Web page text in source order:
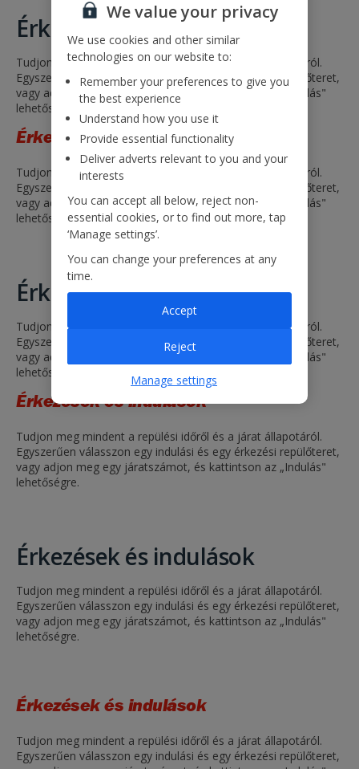
Érkezések és indulások
Tudjon meg mindent a repülési időről és a járat állapotáról.
Egyszerűen válasszon egy indulási és egy érkezési repülőteret,
vagy adjon meg egy járatszámot, és kattintson az „Indulás"
lehetőségre.
Érkezések és indulások
Tudjon meg mindent a repülési időről és a járat állapotáról.
Egyszerűen válasszon egy indulási és egy érkezési repülőteret,
vagy adjon meg egy járatszámot, és kattintson az „Indulás"
lehetőségre.
Érkezések és indulások
Tudjon meg mindent a repülési időről és a járat állapotáról.
Egyszerűen válasszon egy indulási és egy érkezési repülőteret,
vagy adjon meg egy járatszámot, és kattintson az „Indulás"
lehetőségre.
Érkezések és indulások
Tudjon meg mindent a repülési időről és a járat állapotáról.
Egyszerűen válasszon egy indulási és egy érkezési repülőteret,
vagy adjon meg egy járatszámot, és kattintson az „Indulás"
lehetőségre.
Érkezések és indulások
Tudjon meg mindent a repülési időről és a járat állapotáról.
Egyszerűen válasszon egy indulási és egy érkezési repülőteret,
vagy adjon meg egy járatszámot, és kattintson az „Indulás"
lehetőségre.
Érkezések és indulások
Tudjon meg mindent a repülési időről és a járat állapotáról.
Egyszerűen válasszon egy indulási és egy érkezési repülőteret,
We value your privacy
We use cookies and other similar
technologies on our website to:
Remember your preferences to give you
the best experience
Understand how you use it
Provide essential functionality
Deliver adverts relevant to you and your
interests
You can accept all below, reject non-
essential cookies, or to find out more, tap
‘Manage settings’.
You can change your preferences at any
time.
Reject
Accept
Manage settings